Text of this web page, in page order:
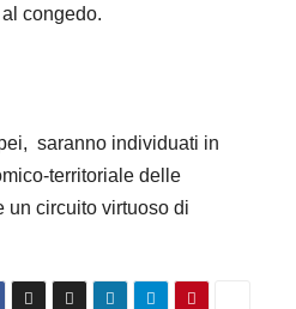
congedo.
saranno individuati in
territoriale delle
un circuito virtuoso di